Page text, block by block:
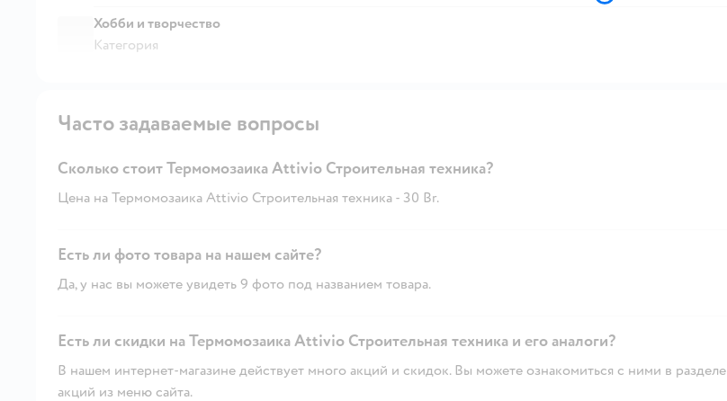
Хобби и творчество
Категория
Часто задаваемые вопросы
Сколько стоит Термомозаика Attivio Строительная техника?
Цена на Термомозаика Attivio Строительная техника - 30 Br.
Есть ли фото товара на нашем сайте?
Да, у нас вы можете увидеть 9 фото под названием товара.
Есть ли скидки на Термомозаика Attivio Строительная техника и его аналоги?
В нашем интернет-магазине действует много акций и скидок. Вы можете ознакомиться с ними в разделе
акций из меню сайта.